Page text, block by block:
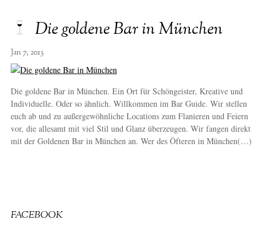
Die goldene Bar in München
Jan 7, 2013
Die goldene Bar in München. Ein Ort für Schöngeister, Kreative und
Individuelle. Oder so ähnlich. Willkommen im Bar Guide. Wir stellen
euch ab und zu außergewöhnliche Locations zum Flanieren und Feiern
vor, die allesamt mit viel Stil und Glanz überzeugen. Wir fangen direkt
mit der Goldenen Bar in München an. Wer des Öfteren in München(…)
FACEBOOK